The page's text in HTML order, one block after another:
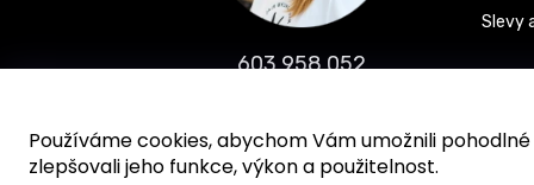
Používáme cookies, abychom Vám umožnili
zlepšovali jeho funkce, výkon a použitelnost.
603 958 052
Slevy